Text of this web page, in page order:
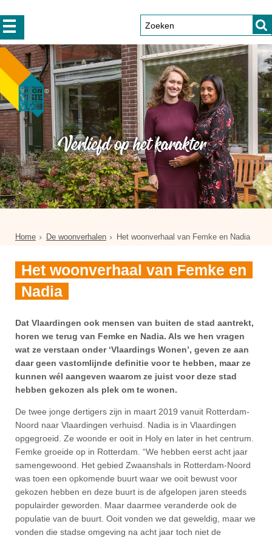
Home De woonverhalen Het woonverhaal van Femke en Nadia
Verliefd op het karakter
Het woonverhaal van Femke en
Nadia
Dat Vlaardingen ook mensen van buiten de stad aantrekt,
horen we terug van Femke en Nadia. Als we hen vragen
wat ze verstaan onder ‘Vlaardings Wonen’, geven ze aan
daar geen vastomlijnde definitie voor te hebben, maar ze
kunnen wél aangeven waarom ze juist voor deze stad
hebben gekozen als plek om te wonen.
De twee jonge dertigers zijn in maart 2019 vanuit Rotterdam-
Noord naar Vlaardingen verhuisd. Nadia is in Vlaardingen
opgegroeid. Ze woonde er ooit in Holy en later in het centrum.
Femke groeide op in Rotterdam. “We hebben eerst acht jaar
samengewoond. Het gebied Zwaanshals in Rotterdam-Noord
was toen een opkomende buurt waar we ooit bewust voor
gekozen hebben en deze buurt is de afgelopen jaren steeds
populairder geworden. Maar daarmee veranderde ook de
populatie van de buurt. Ooit vonden we dat geweldig, maar we
vonden die stadse omgeving na acht jaar toch niet de